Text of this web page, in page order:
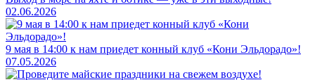
02.06.2026
9 мая в 14:00 к нам приедет конный клуб «Кони Эльдорадо»!
07.05.2026